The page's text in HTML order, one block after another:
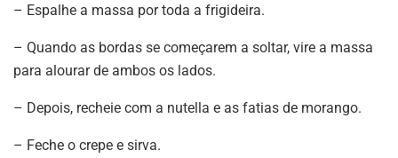
– Espalhe a massa por toda a frigideira.
– Quando as bordas se começarem a soltar, vire a massa
para alourar de ambos os lados.
– Depois, recheie com a nutella e as fatias de morango.
– Feche o crepe e sirva.